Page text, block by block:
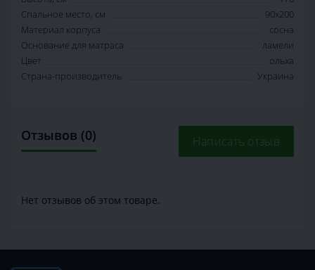
Спальное место, см
90x200
Материал корпуса
сосна
Основание для матраса
ламели
Цвет
ольха
Страна-производитель
Украина
Отзывов (0) Написать отзыв
Нет отзывов об этом товаре.